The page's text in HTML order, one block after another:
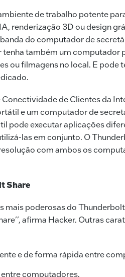
de trabalho potente
renderização 3D ou design
do computador de
tenha também um
ou filmagens no local. E pode
de Clientes da
e um computador de
pode executar aplicações
las em conjunto. O
com ambos os
Share
mais poderosas do
afirma Hacker. Outras
e de forma rápida entre
computadores.